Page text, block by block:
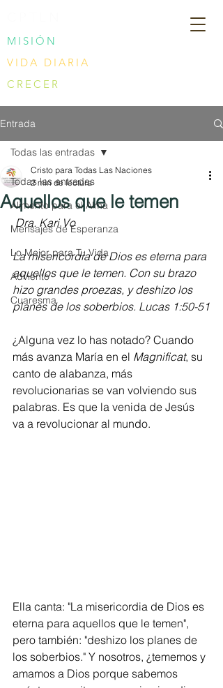
MISIÓN
VIDA DIARIA
CRECER
Entrada
Todas las entradas
Alimento para el Alma
Mensajes de Esperanza
Lo Mejor para Tu Vida
Adviento
Cuaresma
Todas las entradas
Aquellos que le temen
Cristo para Todas Las Naciones
2 min de lectura
Dra. Kari Vo
La misericordia de Dios es eterna para
aquellos que le temen. Con su brazo
hizo grandes proezas, y deshizo los
planes de los soberbios. Lucas 1:50-51
¿Alguna vez lo has notado? Cuando
más avanza María en el Magnificat, su
canto de alabanza, más
revolucionarias se van volviendo sus
palabras. Es que la venida de Jesús
va a revolucionar al mundo.
Ella canta: "La misericordia de Dios es
eterna para aquellos que le temen",
pero también: "deshizo los planes de
los soberbios." Y nosotros, ¿tememos y
amamos a Dios porque sabemos